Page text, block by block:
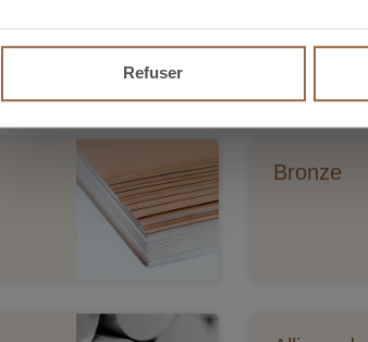
Refuser
Bronze